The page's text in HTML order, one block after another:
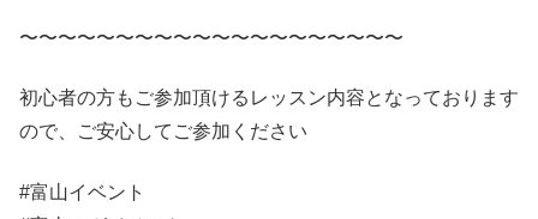
〜〜〜〜〜〜〜〜〜〜〜〜〜〜〜〜〜〜〜〜
初心者の方もご参加頂けるレッスン内容となっております
ので、ご安心してご参加ください
#富山イベント